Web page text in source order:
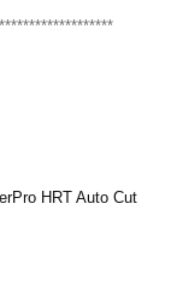
HRT Auto Cut